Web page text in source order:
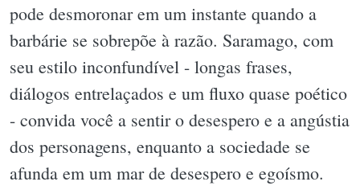
pode desmoronar em um instante quando a
barbárie se sobrepõe à razão. Saramago, com
seu estilo inconfundível - longas frases,
diálogos entrelaçados e um fluxo quase poético
- convida você a sentir o desespero e a angústia
dos personagens, enquanto a sociedade se
afunda em um mar de desespero e egoísmo.